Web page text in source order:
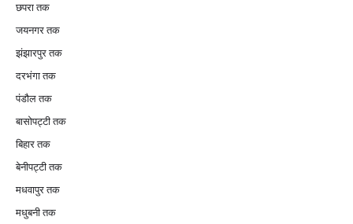
छपरा तक
जयनगर तक
झंझारपुर तक
दरभंगा तक
पंडौल तक
बासोपट्टी तक
बिहार तक
बेनीपट्टी तक
मधवापुर तक
मधुबनी तक